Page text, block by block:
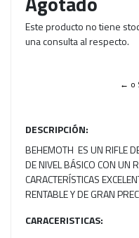
Este producto no tiene
una consulta al respecto.
← o
DESCRIPCIÓN:
BEHEMOTH ES UN RIFLE
DE NIVEL BÁSICO CON UN
CARACTERÍSTICAS
RENTABLE Y DE GRAN
CARACERISTICAS: